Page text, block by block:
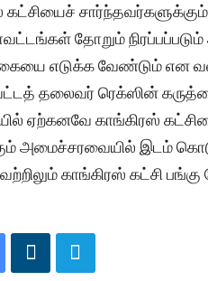
கட்சியைச்
தோறும் நிரப்பப்படும்
எடுக்க வேண்டும் என
தலைவர் ரெக்ஸின்
ஏற்கனவே காங்கிரஸ்
அமைச்சரவையில் இடம்
காங்கிரஸ் கட்சி